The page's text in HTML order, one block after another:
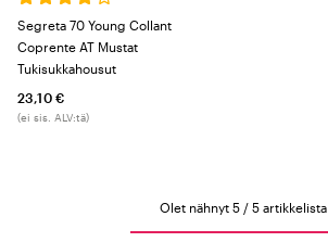
Segreta 70 Young Collant
Coprente AT Mustat
Tukisukkahousut
23,10 €
(ei sis. ALV:tä)
Olet nähnyt 5 / 5 artikkelista